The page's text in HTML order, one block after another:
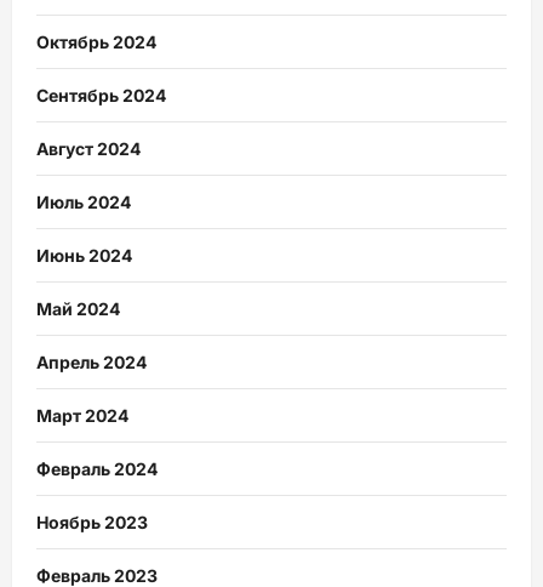
Октябрь 2024
Сентябрь 2024
Август 2024
Июль 2024
Июнь 2024
Май 2024
Апрель 2024
Март 2024
Февраль 2024
Ноябрь 2023
Февраль 2023